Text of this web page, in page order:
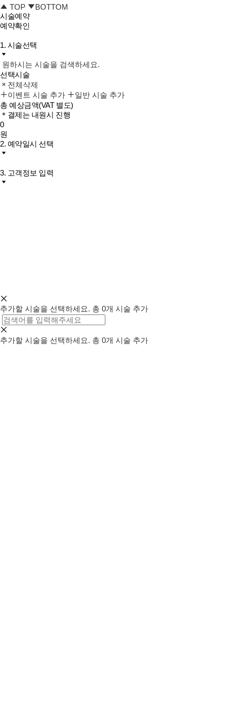
TOP
BOTTOM
시술예약
예약확인
1. 시술선택
원하시는 시술을 검색하세요.
선택시술
전체삭제
이벤트 시술 추가
일반 시술 추가
총 예상금액(VAT 별도)
＊결제는 내원시 진행
0
원
2. 예약일시 선택
3. 고객정보 입력
추가할 시술을 선택하세요. 총 0개 시술 추가
추가할 시술을 선택하세요. 총 0개 시술 추가